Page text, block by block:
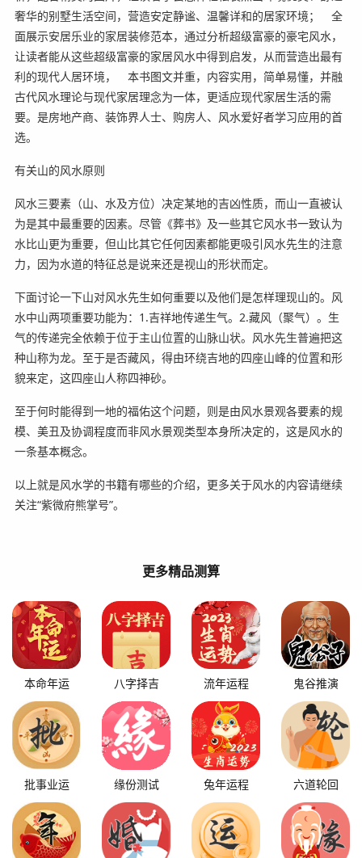
奢华的别墅生活空间，营造安定静谧、温馨详和的居家环境； 全
面展示安居乐业的家居装修范本，通过分析超级富豪的豪宅风水，
让读者能从这些超级富豪的家居风水中得到启发，从而营造出最有
利的现代人居环境， 本书图文并重，内容实用，简单易懂，并融
古代风水理论与现代家居理念为一体，更适应现代家居生活的需
要。是房地产商、装饰界人士、购房人、风水爱好者学习应用的首
选。
有关山的风水原则
风水三要素（山、水及方位）决定某地的吉凶性质，而山一直被认
为是其中最重要的因素。尽管《葬书》及一些其它风水书一致认为
水比山更为重要，但山比其它任何因素都能更吸引风水先生的注意
力，因为水道的特征总是说来还是视山的形状而定。
下面讨论一下山对风水先生如何重要以及他们是怎样理现山的。风
水中山两项重要功能为：1.吉祥地传递生气。2.藏风（聚气）。生
气的传递完全依赖于位于主山位置的山脉山状。风水先生普遍把这
种山称为龙。至于是否藏风，得由环绕吉地的四座山峰的位置和形
貌来定，这四座山人称四神砂。
至于何时能得到一地的福佑这个问题，则是由风水景观各要素的规
模、美丑及协调程度而非风水景观类型本身所决定的，这是风水的
一条基本概念。
以上就是风水学的书籍有哪些的介绍，更多关于风水的内容请继续
关注“紫微府熊掌号”。
更多精品测算
本命年运 八字择吉 流年运程 鬼谷推演
批事业运 缘份测试 兔年运程 六道轮回